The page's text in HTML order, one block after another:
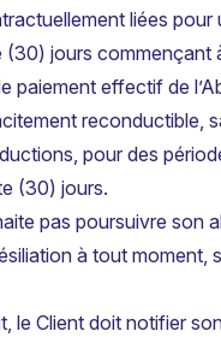
liées pour
(30) jours commençant
paiement effectif de
reconductible,
pour des
(30) jours.
pas poursuivre son
à tout moment,
le Client doit notifier